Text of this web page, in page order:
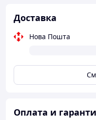
Доставка
Нова Пошта
Оплата и